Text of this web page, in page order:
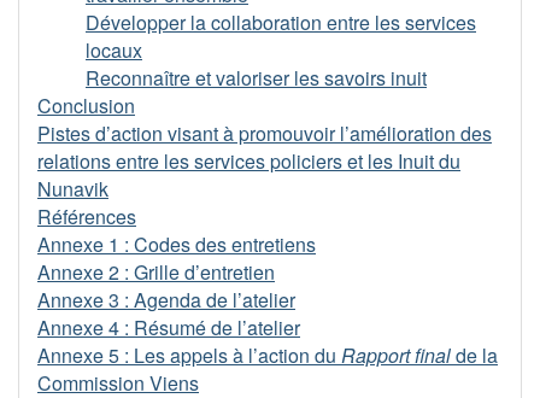
Développer la collaboration entre les services
locaux
Reconnaître et valoriser les savoirs inuit
Conclusion
Pistes d’action visant à promouvoir l’amélioration des
relations entre les services policiers et les Inuit du
Nunavik
Références
Annexe 1 : Codes des entretiens
Annexe 2 : Grille d’entretien
Annexe 3 : Agenda de l’atelier
Annexe 4 : Résumé de l’atelier
Annexe 5 : Les appels à l’action du Rapport finalde la
Commission Viens